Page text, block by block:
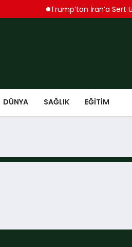
Trump’tan İran’a Sert
DÜNYA SAĞLIK EĞITIM